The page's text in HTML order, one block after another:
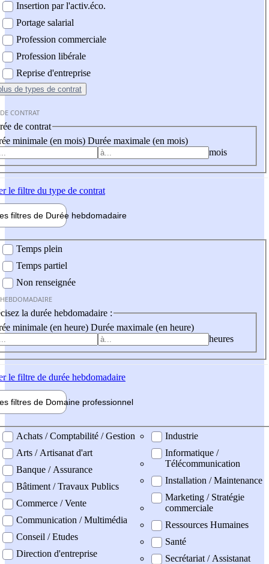
Insertion par l'activ.éco.
Portage salarial
Profession commerciale
Profession libérale
Reprise d'entreprise
de types de contrat
CONTRAT
de contrat
minimale (en mois) Durée maximale (en mois)
mois
le filtre du type de contrat
filtres de Durée hebdomadaire
Temps plein
Temps partiel
Non renseignée
la durée hebdomadaire :
minimale (en heure) Durée maximale (en heure)
heures
le filtre de durée hebdomadaire
filtres de Domaine professionnel
professionel
Achats / Comptabilité / Gestion
Arts / Artisanat d'art
Banque / Assurance
Bâtiment / Travaux Publics
Commerce / Vente
Communication / Multimédia
Conseil / Etudes
Direction d'entreprise
Industrie
Informatique /
Télécommunication
Installation / Maintenance
Marketing / Stratégie
commerciale
Ressources Humaines
Santé
Secrétariat / Assistanat